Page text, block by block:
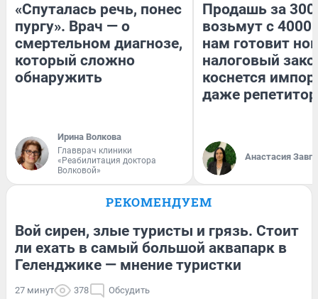
«Спуталась речь, понес
пургу». Врач — о
смертельном диагнозе,
который сложно
обнаружить
Ирина Волкова
Главврач клиники
«Реабилитация доктора
Волковой»
Продашь за
возьмут с
нам готовит
налоговый
коснется
даже
Анастасия
РЕКОМЕНДУЕМ
Вой сирен, злые туристы и грязь. Стоит
ли ехать в самый большой аквапарк в
Геленджике — мнение туристки
27 минут 378 Обсудить